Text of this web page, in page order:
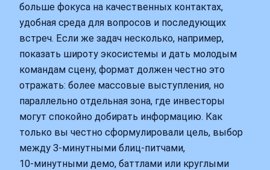
больше фокуса на качественных контактах,
удобная среда для вопросов и последующих
встреч. Если же задач несколько, например,
показать широту экосистемы и дать молодым
командам сцену, формат должен честно это
отражать: более массовые выступления, но
параллельно отдельная зона, где инвесторы
могут спокойно добирать информацию. Как
только вы честно сформулировали цель, выбор
между 3‑минутными блиц-питчами,
10‑минутными демо, баттлами или круглыми